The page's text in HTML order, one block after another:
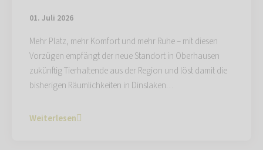
01. Juli 2026
Mehr Platz, mehr Komfort und mehr Ruhe – mit diesen
Vorzügen empfängt der neue Standort in Oberhausen
zukünftig Tierhaltende aus der Region und löst damit die
bisherigen Räumlichkeiten in Dinslaken…
Weiterlesen